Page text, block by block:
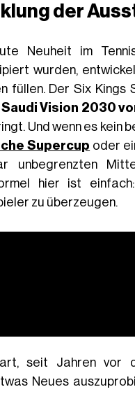
der
Neuheit im
wurden,
füllen. Der Six Kings
Saudi Vision 2030
Und wenn es kein
Supercup oder
unbegrenzten
hier ist
zu überzeugen.
seit Jahren vor
Neues